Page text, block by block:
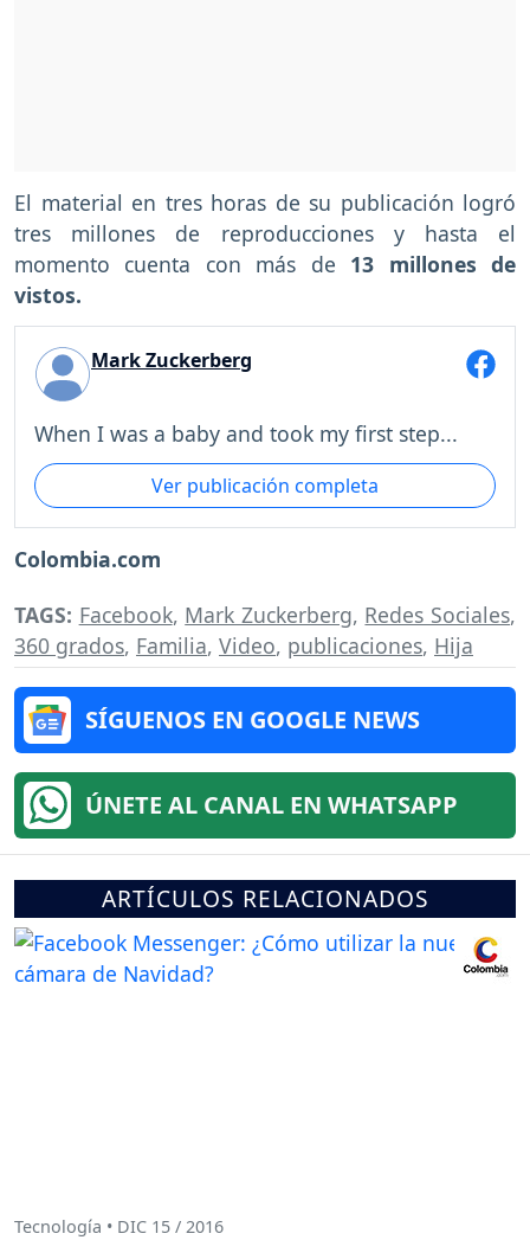
El material en tres horas de su publicación logró
tres millones de reproducciones y hasta el
momento cuenta con más de 13 millones de
vistos.
Mark Zuckerberg
When I was a baby and took my first step...
Ver publicación completa
Colombia.com
TAGS: Facebook, Mark Zuckerberg, Redes Sociales,
360 grados, Familia, Video, publicaciones, Hija
SÍGUENOS EN GOOGLE NEWS
ÚNETE AL CANAL EN WHATSAPP
ARTÍCULOS RELACIONADOS
Tecnología • DIC 15 / 2016